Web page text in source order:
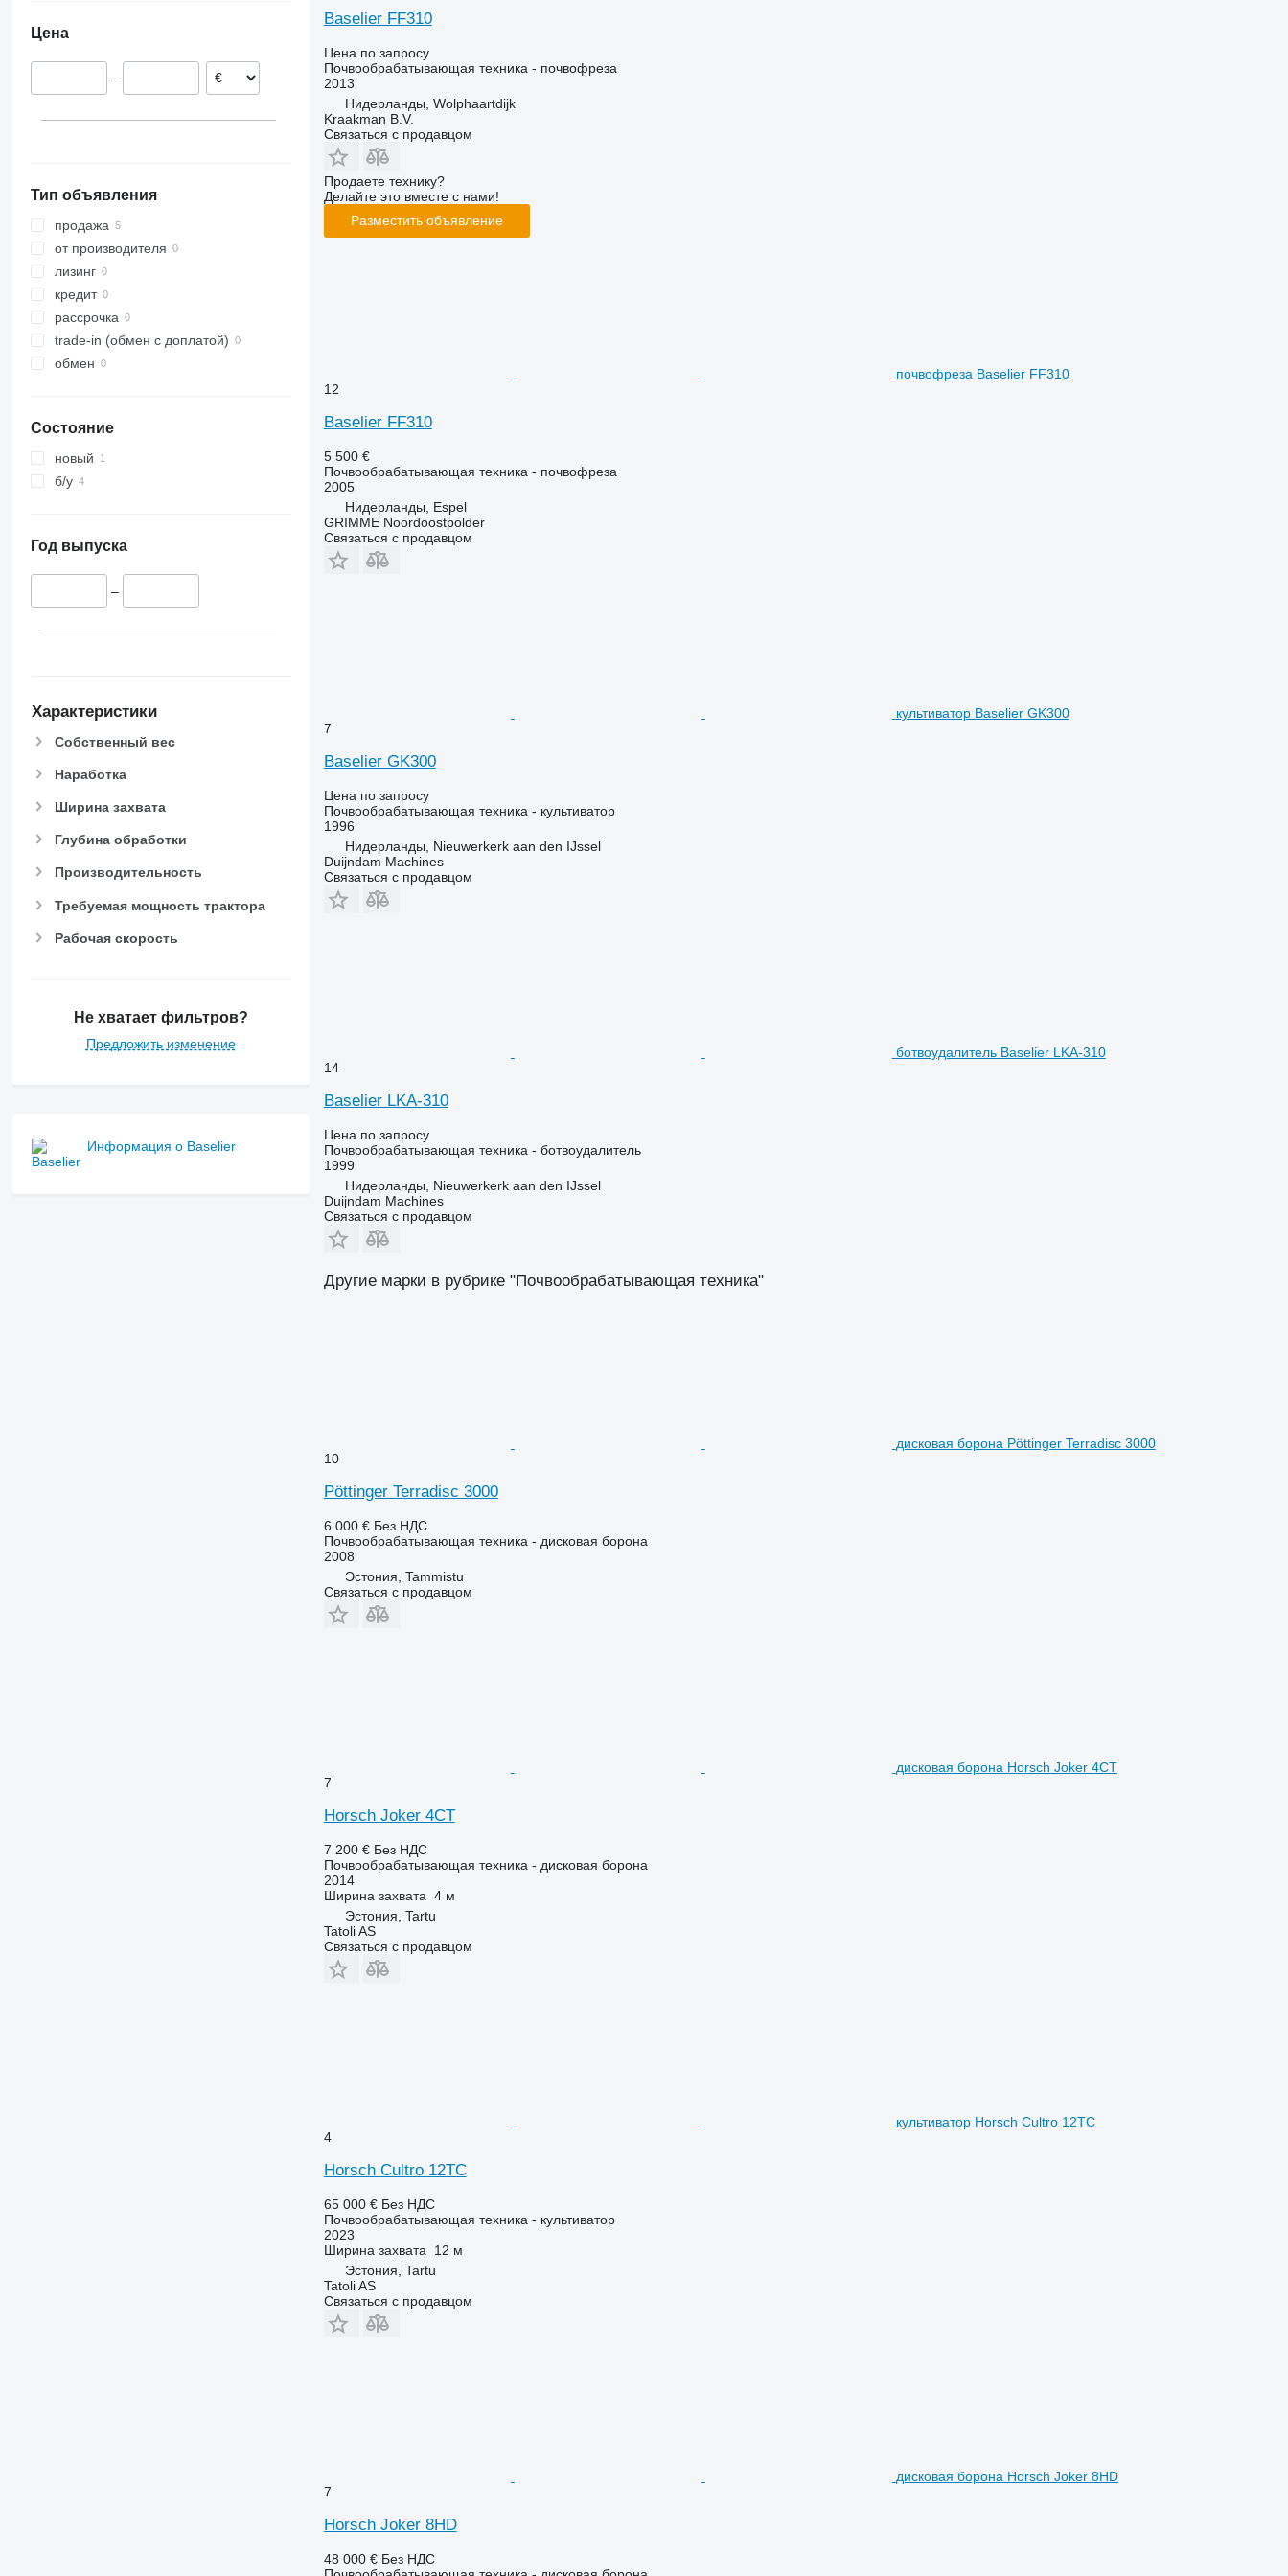
Smaragd
VariDiamant
Zirkon
Цена
–
Тип объявления
продажа
от производителя
лизинг
кредит
рассрочка
trade-in (обмен с доплатой)
обмен
Состояние
новый
б/у
Год выпуска
–
Характеристики
Собственный вес
Наработка
Ширина захвата
Глубина обработки
Производительность
Требуемая мощность трактора
Рабочая скорость
Не хватает фильтров?
Предложить изменение
Информация о Baselier
Baselier FF310
Цена по запросу
Почвообрабатывающая техника - почвофреза
2013
Нидерланды, Wolphaartdijk
Kraakman B.V.
Связаться с продавцом
Продаете технику?
Делайте это вместе с нами!
Разместить объявление
почвофреза Baselier FF310
12
Baselier FF310
5 500 €
Почвообрабатывающая техника - почвофреза
2005
Нидерланды, Espel
GRIMME Noordoostpolder
Связаться с продавцом
культиватор Baselier GK300
7
Baselier GK300
Цена по запросу
Почвообрабатывающая техника - культиватор
1996
Нидерланды, Nieuwerkerk aan den IJssel
Duijndam Machines
Связаться с продавцом
ботвоудалитель Baselier LKA-310
14
Baselier LKA-310
Цена по запросу
Почвообрабатывающая техника - ботвоудалитель
1999
Нидерланды, Nieuwerkerk aan den IJssel
Duijndam Machines
Связаться с продавцом
Другие марки в рубрике "Почвообрабатывающая техника"
дисковая борона Pöttinger Terradisc 3000
10
Pöttinger Terradisc 3000
6 000 € Без НДС
Почвообрабатывающая техника - дисковая борона
2008
Эстония, Tammistu
Связаться с продавцом
дисковая борона Horsch Joker 4CT
7
Horsch Joker 4CT
7 200 € Без НДС
Почвообрабатывающая техника - дисковая борона
2014
Ширина захвата 4 м
Эстония, Tartu
Tatoli AS
Связаться с продавцом
культиватор Horsch Cultro 12TC
4
Horsch Cultro 12TC
65 000 € Без НДС
Почвообрабатывающая техника - культиватор
2023
Ширина захвата
12 м
Эстония, Tartu
Tatoli AS
Связаться с продавцом
дисковая борона Horsch Joker 8HD
7
Horsch Joker 8HD
48 000 € Без НДС